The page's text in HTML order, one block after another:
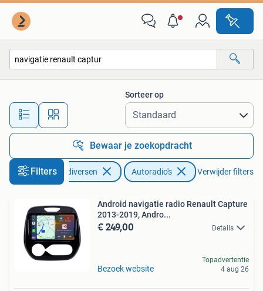
Alle afstanden…
Sorteer op
Bewaar je zoekopdracht
FiltersAuto diversen Autoradio's Verwijder filters
Android navigatie radio Renault Capture
2013-2019, Andro...
€ 249,00 Details
Bezoek website
Topadvertentie
4 aug 26